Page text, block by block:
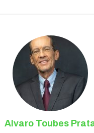
Alvaro Toubes